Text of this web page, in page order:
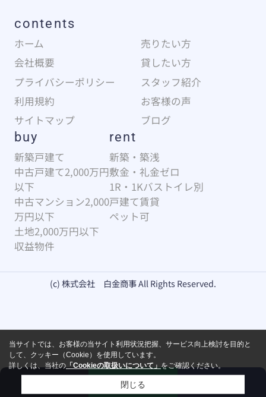
contents
ホーム
売りたい方
会社概要
貸したい方
プライバシーポリシー
スタッフ紹介
利用規約
お客様の声
サイトマップ
ブログ
buy
新築戸建て
中古戸建て2,000万円
以下
中古マンション2,000
万円以下
土地2,000万円以下
収益物件
rent
新築・築浅
敷金・礼金ゼロ
1R・1Kバストイレ別
戸建て賃貸
ペット可
(c) 株式会社 白金商事 All Rights Reserved.
お問い合わせ
当サイトでは、お客様の当サイト利用状況把握、サービス向上検討を目的と
して、クッキー（Cookie）を使用しています。
詳しくは、当社の「Cookieの取扱いについて」をご確認ください。
閉じる